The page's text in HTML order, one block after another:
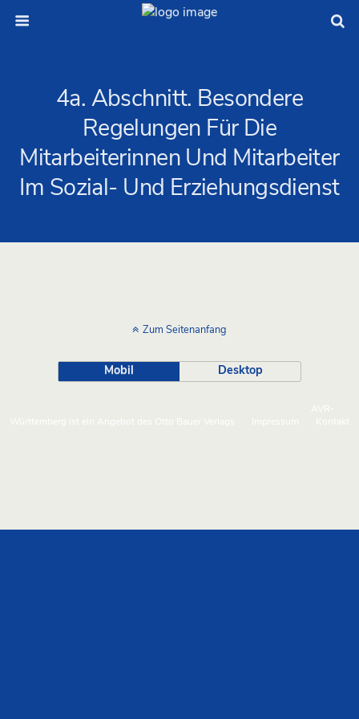
4a. Abschnitt. Besondere
Regelungen Für Die
Mitarbeiterinnen Und Mitarbeiter
Im Sozial- Und Erziehungsdienst
Zum Seitenanfang
Mobil Desktop
AVR-
Württemberg ist ein Angebot des Otto Bauer Verlags
Impressum Kontakt